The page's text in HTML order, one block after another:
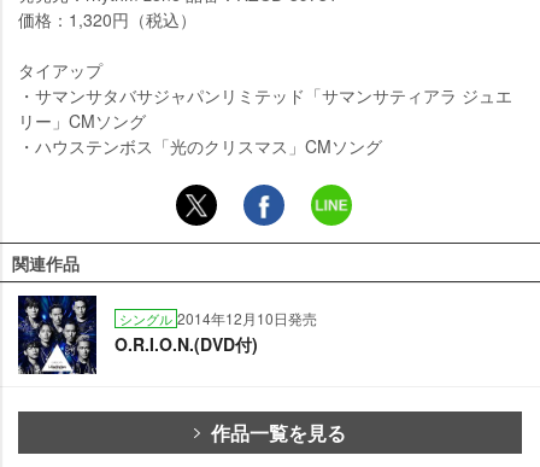
価格：1,320円（税込）
タイアップ
・サマンサタバサジャパンリミテッド「サマンサティアラ ジュエ
リー」CMソング
・ハウステンボス「光のクリスマス」CMソング
関連作品
シングル 2014年12月10日発売
O.R.I.O.N.(DVD付)
作品一覧を見る